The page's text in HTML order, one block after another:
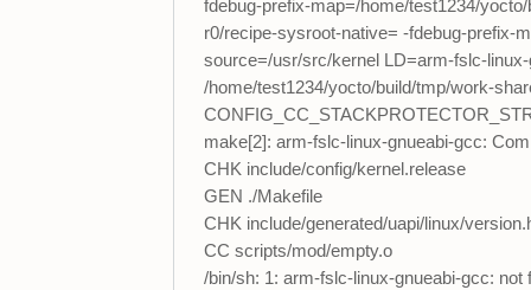
fdebug-prefix-map=/home/test1234/
r0/recipe-sysroot-native= -fdebug-prefix-
source=/usr/src/kernel LD=arm-fslc-
/home/test1234/yocto/build/tmp/work-
make[2]: arm-fslc-linux-gnueabi-gcc:
CHK include/config/kernel.release
GEN ./Makefile
CHK include/generated/uapi/linux/
CC scripts/mod/empty.o
/bin/sh: 1: arm-fslc-linux-gnueabi-gcc: not